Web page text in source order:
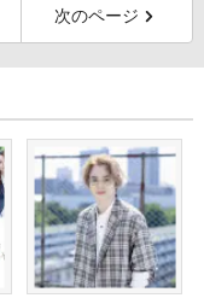
次のページ